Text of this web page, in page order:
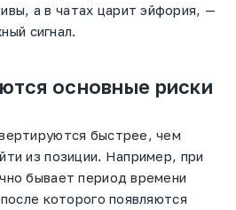
а в чатах царит эйфория, —
сигнал.
основные риски
быстрее, чем
из позиции. Например, при
бывает период времени
которого появляются